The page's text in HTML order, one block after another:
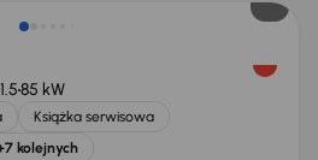
1.585 kW
Książka serwisowa
kolejnych